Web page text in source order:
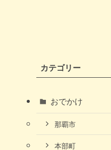
カテゴリー
おでかけ
那覇市
本部町